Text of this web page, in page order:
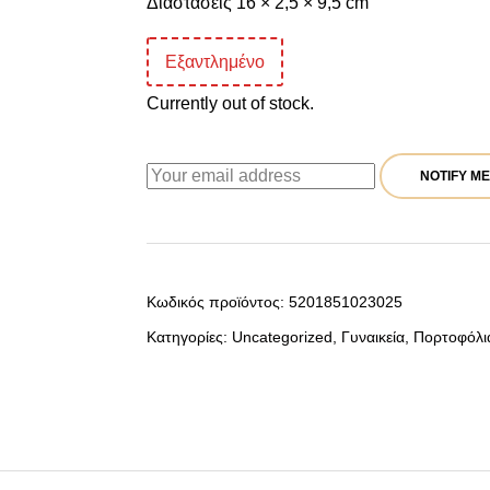
Εξαντλημένο
Currently out of stock.
NOTIFY ME
Κωδικός προϊόντος: 5201851023025
Κατηγορίες: Uncategorized, Γυναικεία,